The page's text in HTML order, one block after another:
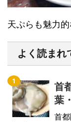
天ぷらも魅力
よく読まれ
首
葉
首